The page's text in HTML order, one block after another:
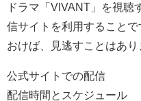
ドラマ「VIVANT」を視聴
信サイトを利用すること
おけば、見逃すことはあり
公式サイトでの配信
配信時間とスケジュール